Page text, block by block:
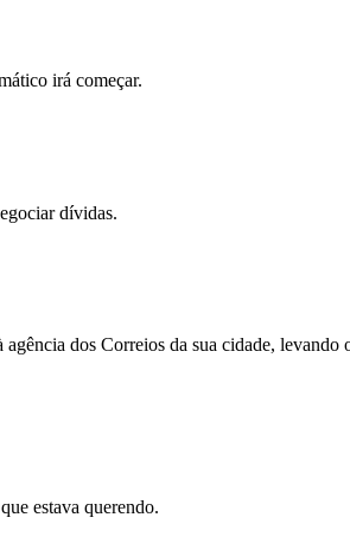
irá começar.
dívidas.
dos Correios da sua cidade, levando
que estava querendo.